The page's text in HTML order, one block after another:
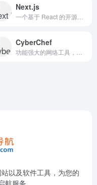
Next.js
CyberChef
以及软件工具，为您的